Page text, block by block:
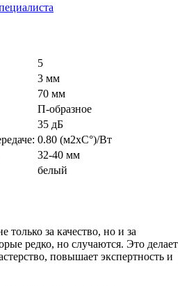
5
3 мм
70 мм
П-образное
35 дБ
0.80 (м2xC°)/Вт
32-40 мм
белый
только за качество, но и за
редко, но случаются. Это делает
повышает экспертность и